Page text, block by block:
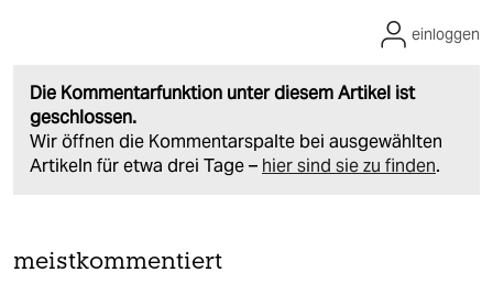
Die Kommentarfunktion unter diesem Artikel ist
geschlossen.
Wir öffnen die Kommentarspalte bei ausgewählten
Artikeln für etwa drei Tage – hier sind sie zu finden.
einloggen
meistkommentiert